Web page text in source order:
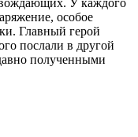
У каждого
особое
Главный герой
послали в другой
полученными